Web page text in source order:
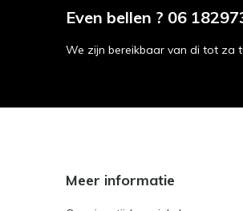
Even bellen ? 06
We zijn bereikbaar van di tot za
Meer informatie